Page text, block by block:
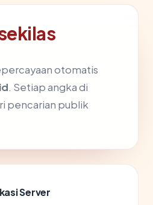
otomatis
. Setiap angka di
pencarian publik
Server